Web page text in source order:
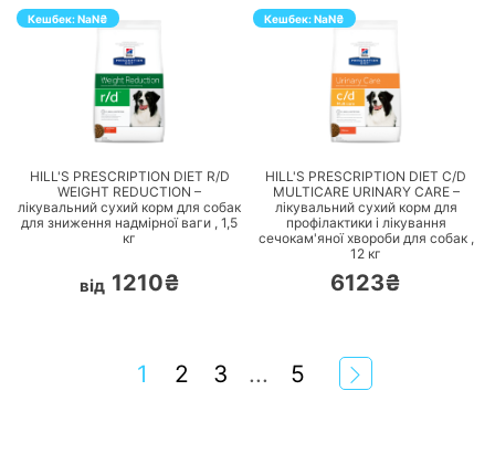
Кешбек:NaN₴
ПЕРЕЙТИ
HILL'S PRESCRIPTION DIET R/D
WEIGHT REDUCTION –
лікувальний сухий корм для собак
для зниження надмірної ваги , 1,5
кг
від 1210₴
Кешбек:NaN₴
ПЕРЕЙТИ
HILL'S PRESCRIPTION DIET C/D
MULTICARE URINARY CARE –
лікувальний сухий корм для
профілактики і лікування
сечокам'яної хвороби для собак ,
12 кг
6123₴
1 2 3 ... 5